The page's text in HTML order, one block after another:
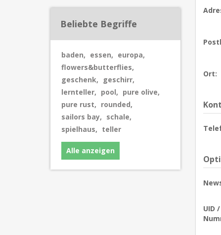
Beliebte Begriffe
baden, essen, europa,
flowers&butterflies,
geschenk, geschirr,
lernteller, pool, pure olive,
pure rust, rounded,
sailors bay, schale,
spielhaus, teller
Alle anzeigen
Ort:
UID